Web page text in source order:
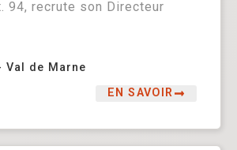
94, recrute son Directeur
Val de Marne
EN SAVOIR